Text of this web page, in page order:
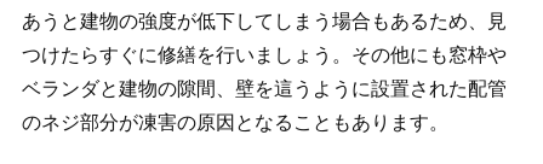
あうと建物の強度が低下してしまう場合もあるため、見
つけたらすぐに修繕を行いましょう。その他にも窓枠や
ベランダと建物の隙間、壁を這うように設置された配管
のネジ部分が凍害の原因となることもあります。